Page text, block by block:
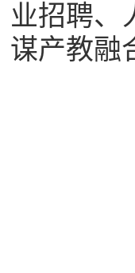
业招聘、
谋产教融